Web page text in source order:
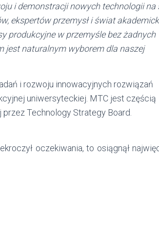
i demonstracji nowych technologii na
ekspertów przemysł i świat
produkcyjne w przemyśle bez żadnych
jest naturalnym wyborem dla naszej
i rozwoju innowacyjnych rozwiązań
uniwersyteckiej. MTC jest częścią
Technology Strategy Board.
oczekiwania, to osiągnął